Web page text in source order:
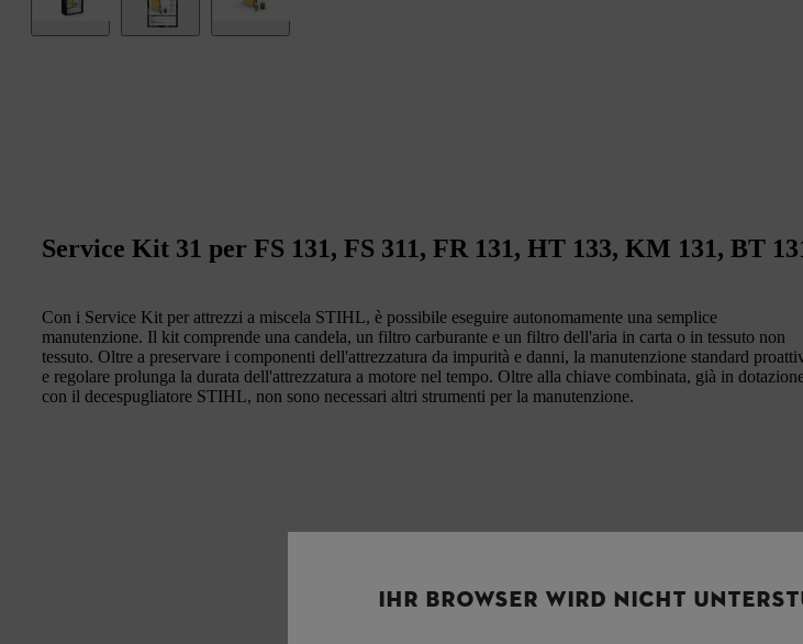
Service Kit 31 per FS 131, FS 311, FR 131, HT 133, KM 131, BT
Con i Service Kit per attrezzi a miscela STIHL, è possibile eseguire autonomamente una semplice
manutenzione. Il kit comprende una candela, un filtro carburante e un filtro dell'aria in carta o in tessuto non
tessuto. Oltre a preservare i componenti dell'attrezzatura da impurità e danni, la manutenzione standard
e regolare prolunga la durata dell'attrezzatura a motore nel tempo. Oltre alla chiave combinata, già in
con il decespugliatore STIHL, non sono necessari altri strumenti per la manutenzione.
IHR BROWSER WIRD NICHT